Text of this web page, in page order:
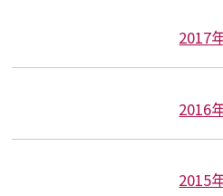
2017
2016
2015